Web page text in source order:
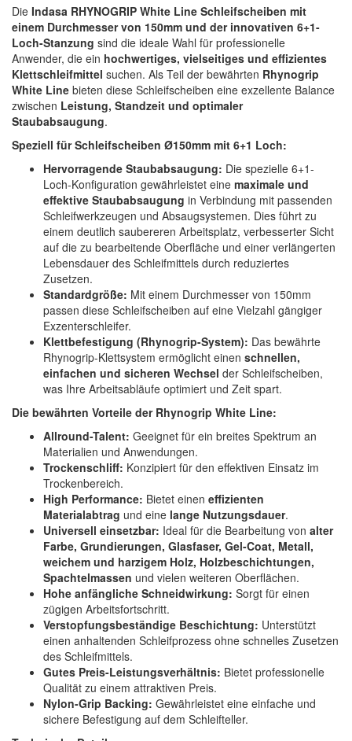
(21)
Sia
(3)
Spectral
(5)
StarChem
(1)
Sundstrom
(4)
Troton
(2)
Wibeco
(1)
ZVG
Die Indasa RHYNOGRIP White Line Schleifscheiben mit
einem Durchmesser von 150mm und der innovativen 6+1-
Loch-Stanzung sind die ideale Wahl für professionelle
Anwender, die ein hochwertiges, vielseitiges und effizientes
Klettschleifmittel suchen. Als Teil der bewährten Rhynogrip
White Line bieten diese Schleifscheiben eine exzellente Balance
zwischen Leistung, Standzeit und optimaler
Staubabsaugung.
Speziell für Schleifscheiben Ø150mm mit 6+1 Loch:
Hervorragende Staubabsaugung: Die spezielle 6+1-
Loch-Konfiguration gewährleistet eine maximale und
effektive Staubabsaugung in Verbindung mit passenden
Schleifwerkzeugen und Absaugsystemen. Dies führt zu
einem deutlich saubereren Arbeitsplatz, verbesserter Sicht
auf die zu bearbeitende Oberfläche und einer verlängerten
Lebensdauer des Schleifmittels durch reduziertes
Zusetzen.
Standardgröße: Mit einem Durchmesser von 150mm
passen diese Schleifscheiben auf eine Vielzahl gängiger
Exzenterschleifer.
Klettbefestigung (Rhynogrip-System): Das bewährte
Rhynogrip-Klettsystem ermöglicht einen schnellen,
einfachen und sicheren Wechsel der Schleifscheiben,
was Ihre Arbeitsabläufe optimiert und Zeit spart.
Die bewährten Vorteile der Rhynogrip White Line:
Allround-Talent: Geeignet für ein breites Spektrum an
Materialien und Anwendungen.
Trockenschliff: Konzipiert für den effektiven Einsatz im
Trockenbereich.
High Performance: Bietet einen effizienten
Materialabtrag und eine lange Nutzungsdauer.
Universell einsetzbar: Ideal für die Bearbeitung von alter
Farbe, Grundierungen, Glasfaser, Gel-Coat, Metall,
weichem und harzigem Holz, Holzbeschichtungen,
Spachtelmassen und vielen weiteren Oberflächen.
Hohe anfängliche Schneidwirkung: Sorgt für einen
zügigen Arbeitsfortschritt.
Verstopfungsbeständige Beschichtung: Unterstützt
einen anhaltenden Schleifprozess ohne schnelles Zusetzen
des Schleifmittels.
Gutes Preis-Leistungsverhältnis: Bietet professionelle
Qualität zu einem attraktiven Preis.
Nylon-Grip Backing: Gewährleistet eine einfache und
sichere Befestigung auf dem Schleifteller.